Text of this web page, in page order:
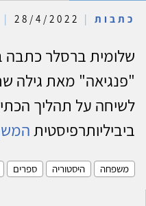
כתבות |
|
שלומית ברסלר
"פנגיאה" מאת גילה
לשיחה על תהליך
ביביליותרפיסטית
משפחה היסטוריה ספרים